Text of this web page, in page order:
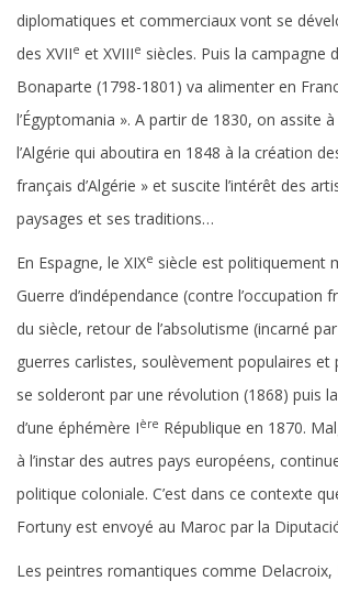
diplomatiques et commerciaux vont se
des XVIIe et XVIIIe siècles. Puis la campagne
Bonaparte (1798-1801) va alimenter en
l’Égyptomania ». A partir de 1830, on assite
l’Algérie qui aboutira en 1848 à la création
français d’Algérie » et suscite l’intérêt des
paysages et ses traditions…
En Espagne, le XIXe siècle est politiquement
Guerre d’indépendance (contre l’occupation
du siècle, retour de l’absolutisme (incarné
guerres carlistes, soulèvement populaires et
se solderont par une révolution (1868) puis
d’une éphémère Ière République en 1870.
à l’instar des autres pays européens,
politique coloniale. C’est dans ce contexte
Fortuny est envoyé au Maroc par la
Les peintres romantiques comme